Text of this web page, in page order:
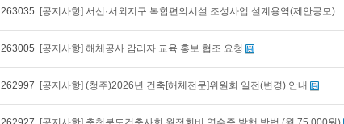
263035 [공지사항] 서신·서외지구 복합편의시설 조성사업
263005 [공지사항] 해체공사 감리자 교육 홍보 협조 요청
262997 [공지사항] (청주)2026년 건축[해체전문]위원회 일전(변경) 안내